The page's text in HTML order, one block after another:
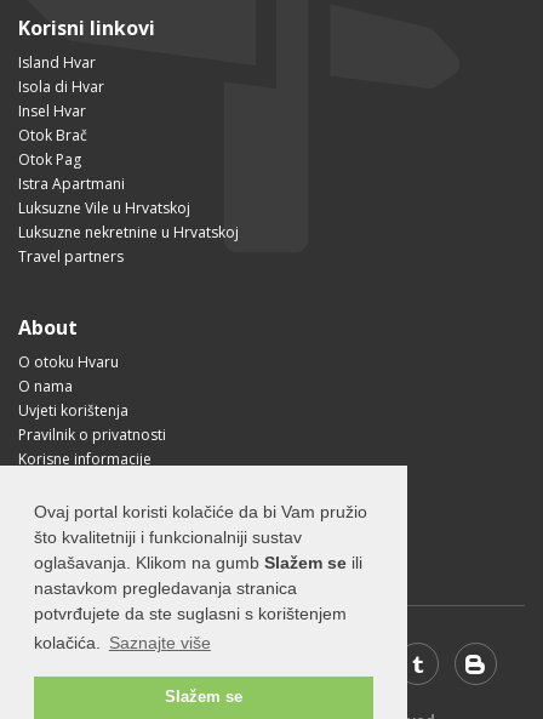
Ovaj portal koristi kolačiće da bi Vam pružio
što kvalitetniji i funkcionalniji sustav
oglašavanja. Klikom na gumb Slažem se ili
nastavkom pregledavanja stranica
potvrđujete da ste suglasni s korištenjem
kolačića.
Saznajte više
Slažem se
Korisni linkovi
Island Hvar
Isola di Hvar
Insel Hvar
Otok Brač
Otok Pag
Istra Apartmani
Luksuzne Vile u Hrvatskoj
Luksuzne nekretnine u Hrvatskoj
Travel partners
About
O otoku Hvaru
O nama
Uvjeti korištenja
Pravilnik o privatnosti
Korisne informacije
Free Mobile App
Visit Croatia